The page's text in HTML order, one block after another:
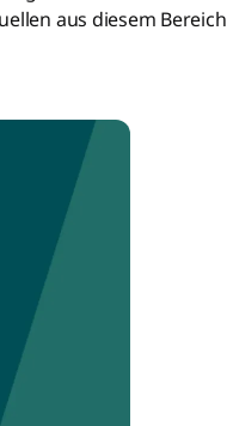
aus diesem Bereich